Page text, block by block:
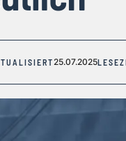
25.07.2025